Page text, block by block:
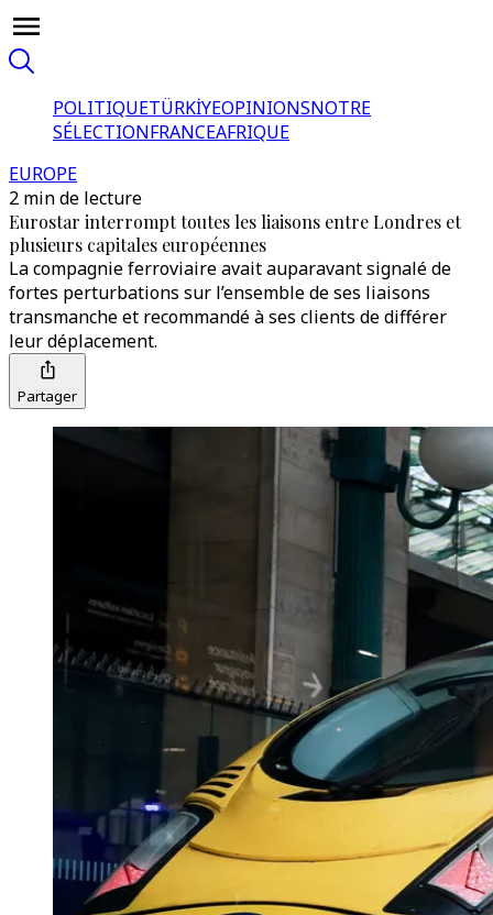
POLITIQUETÜRKİYEOPINIONSNOTRE
SÉLECTIONFRANCEAFRIQUE
EUROPE
2 min de lecture
Eurostar interrompt toutes les liaisons entre Londres et
plusieurs capitales européennes
La compagnie ferroviaire avait auparavant signalé de
fortes perturbations sur l’ensemble de ses liaisons
transmanche et recommandé à ses clients de différer
leur déplacement.
Partager